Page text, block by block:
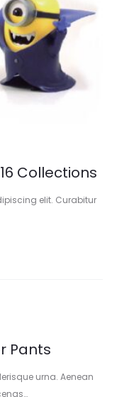
Collections
elit. Curabitur
Pants
urna. Aenean